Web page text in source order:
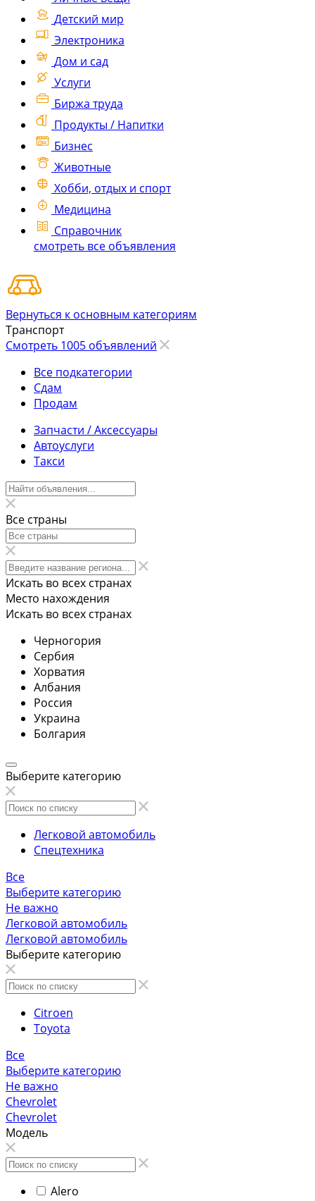
Детский мир
Электроника
Дом и сад
Услуги
Биржа труда
Продукты / Напитки
Бизнес
Животные
Хобби, отдых и спорт
Медицина
Справочник
смотреть все объявления
Вернуться к основным категориям
Транспорт
Смотреть 1005 объявлений
Все подкатегории
Сдам
Продам
Запчасти / Аксессуары
Автоуслуги
Такси
Все страны
Искать во всех странах
Место нахождения
Искать во всех странах
Черногория
Сербия
Хорватия
Албания
Россия
Украина
Болгария
Выберите категорию
Легковой автомобиль
Спецтехника
Все
Выберите категорию
Не важно
Легковой автомобиль
Легковой автомобиль
Выберите категорию
Citroen
Toyota
Все
Выберите категорию
Не важно
Chevrolet
Chevrolet
Модель
Alero